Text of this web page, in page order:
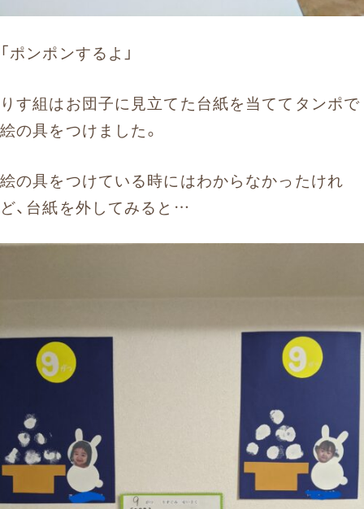
「ポンポンするよ」
りす組はお団子に見立てた台紙を当ててタンポで
絵の具をつけました。
絵の具をつけている時にはわからなかったけれ
ど、台紙を外してみると…